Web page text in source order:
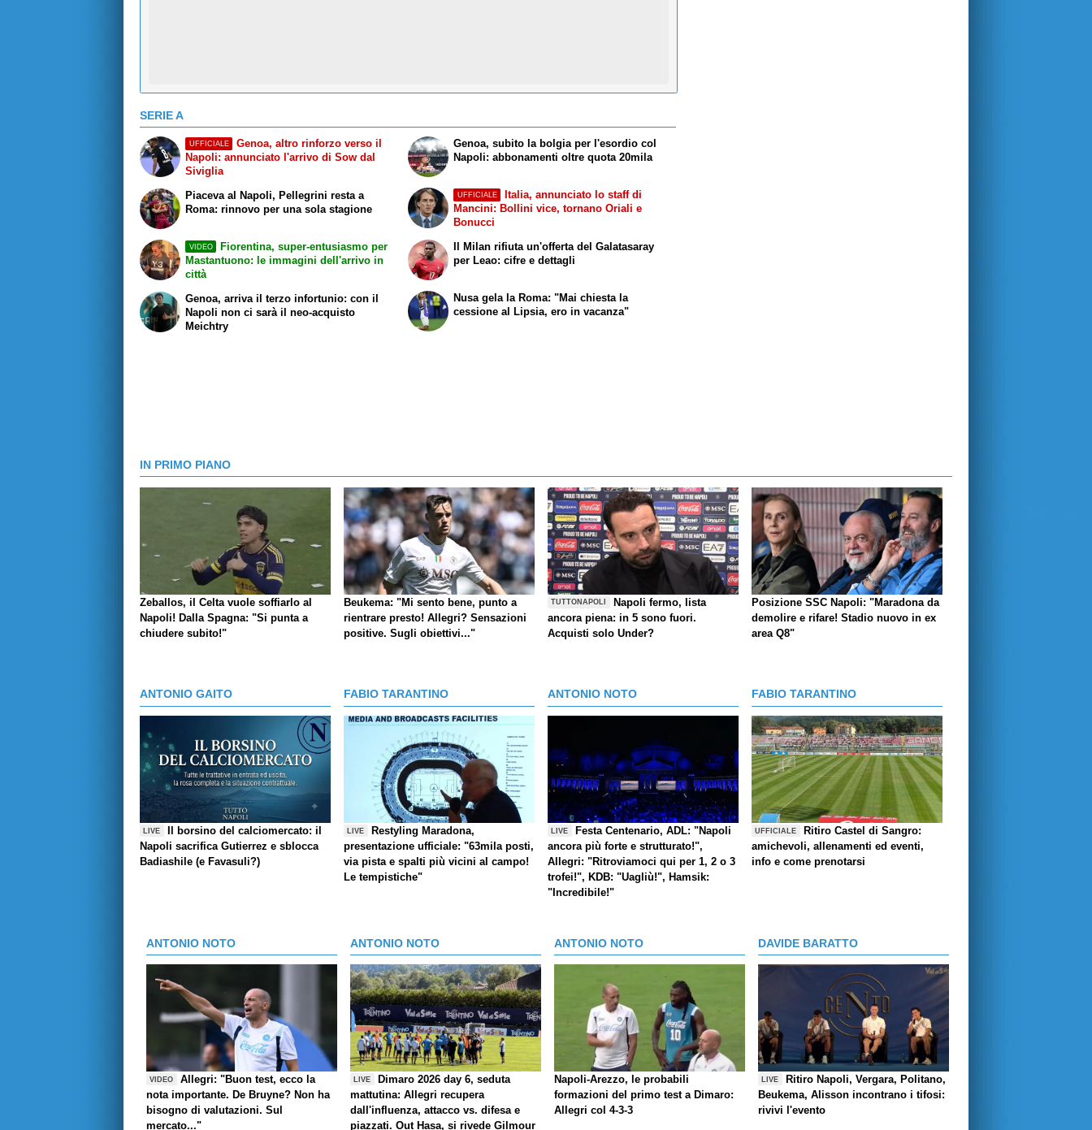
SERIE A
UFFICIALE
Genoa, altro rinforzo verso il
Napoli: annunciato l'arrivo di Sow dal
Siviglia
Piaceva al Napoli, Pellegrini resta a
Roma: rinnovo per una sola stagione
Genoa, subito la bolgia per l'esordio col
Napoli: abbonamenti oltre quota 20mila
UFFICIALE
Italia, annunciato lo staff di
Mancini: Bollini vice, tornano Oriali e
Bonucci
VIDEO
Fiorentina, super-entusiasmo per
Mastantuono: le immagini dell'arrivo in
città
Genoa, arriva il terzo infortunio: con il
Napoli non ci sarà il neo-acquisto
Meichtry
Il Milan rifiuta un'offerta del Galatasaray
per Leao: cifre e dettagli
Nusa gela la Roma: "Mai chiesta la
cessione al Lipsia, ero in vacanza"
IN PRIMO PIANO
Zeballos, il Celta vuole soffiarlo al
Napoli! Dalla Spagna: "Si punta a
chiudere subito!"
Beukema: "Mi sento bene, punto a
rientrare presto! Allegri? Sensazioni
positive. Sugli obiettivi..."
TUTTONAPOLI
Napoli fermo, lista
ancora piena: in 5 sono fuori.
Acquisti solo Under?
Posizione SSC Napoli: "Maradona da
demolire e rifare! Stadio nuovo in ex
area Q8"
ANTONIO GAITO
LIVE
Il borsino del calciomercato: il
Napoli sacrifica Gutierrez e sblocca
Badiashile (e Favasuli?)
FABIO TARANTINO
LIVE
Restyling Maradona,
presentazione ufficiale: "63mila posti,
via pista e spalti più vicini al campo!
Le tempistiche"
ANTONIO NOTO
LIVE
Festa Centenario, ADL: "Napoli
ancora più forte e strutturato!",
Allegri: "Ritroviamoci qui per 1, 2 o 3
trofei!", KDB: "Uagliù!", Hamsik:
"Incredibile!"
FABIO TARANTINO
UFFICIALE
Ritiro Castel di Sangro:
amichevoli, allenamenti ed eventi,
info e come prenotarsi
ANTONIO NOTO
VIDEO
Allegri: "Buon test, ecco la
nota importante. De Bruyne? Non ha
bisogno di valutazioni. Sul
mercato..."
ANTONIO NOTO
LIVE
Dimaro 2026 day 6, seduta
mattutina: Allegri recupera
dall'influenza, attacco vs. difesa e
piazzati. Out Hasa, si rivede Gilmour
ANTONIO NOTO
Napoli-Arezzo, le probabili
formazioni del primo test a Dimaro:
Allegri col 4-3-3
DAVIDE BARATTO
LIVE
Ritiro Napoli, Vergara, Politano,
Beukema, Alisson incontrano i tifosi:
rivivi l'evento